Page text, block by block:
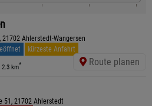
21702 Ahlerstedt-Wangersen
kürzeste Anfahrt
2.3 km* Route planen
51, 21702 Ahlerstedt